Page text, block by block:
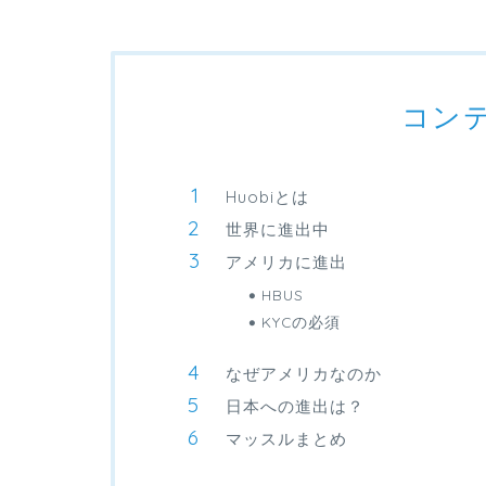
コン
Huobiとは
世界に進出中
アメリカに進出
HBUS
KYCの必須
なぜアメリカなのか
日本への進出は？
マッスルまとめ